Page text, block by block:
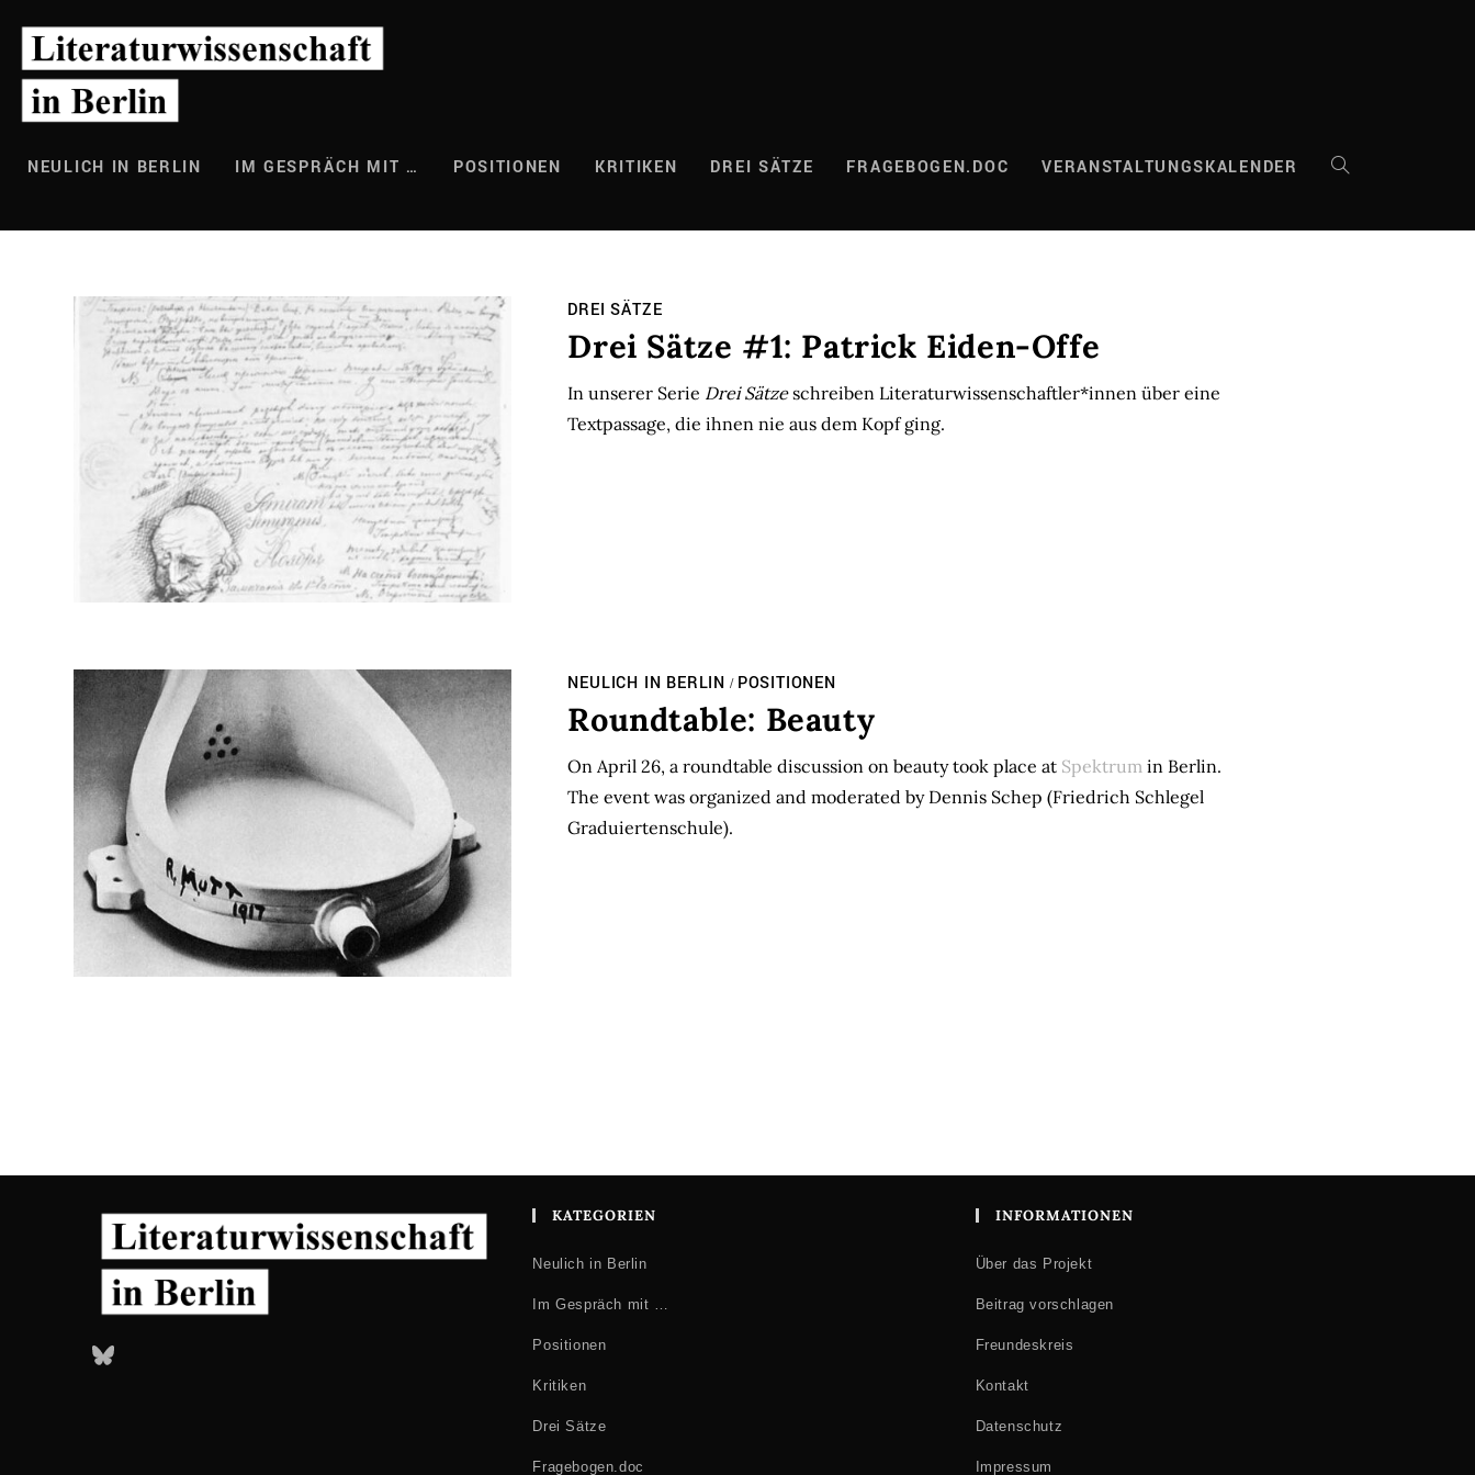
Inhalt
springen
NEULICH IN BERLIN IM GESPRÄCH MIT … POSITIONEN KRITIKEN DREI SÄTZE FRAGEBOGEN.DOC VERANSTALTUNGSKALENDER WEBSITE-
DREI SÄTZE
Drei Sätze #1: Patrick Eiden-Offe
In unserer Serie Drei Sätzeschreiben Literaturwissenschaftler*innen über eine
Textpassage, die ihnen nie aus dem Kopf ging.
NEULICH IN BERLIN / POSITIONEN
Roundtable: Beauty
On April 26, a roundtable discussion on beauty took place at Spektrum in Berlin.
The event was organized and moderated by Dennis Schep (Friedrich Schlegel
Graduiertenschule).
Bluesky
KATEGORIEN
Neulich in Berlin
Im Gespräch mit …
Positionen
Kritiken
Drei Sätze
Fragebogen.doc
INFORMATIONEN
Über das Projekt
Beitrag vorschlagen
Freundeskreis
Kontakt
Datenschutz
Impressum